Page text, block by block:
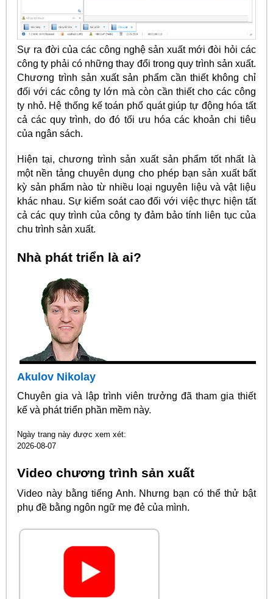
Sự ra đời của các công nghệ sản xuất mới đòi hỏi các
công ty phải có những thay đổi trong quy trình sản xuất.
Chương trình sản xuất sản phẩm cần thiết không chỉ
đối với các công ty lớn mà còn cần thiết cho các công
ty nhỏ. Hệ thống kế toán phổ quát giúp tự động hóa tất
cả các quy trình, do đó tối ưu hóa các khoản chi tiêu
của ngân sách.
Hiện tại, chương trình sản xuất sản phẩm tốt nhất là
một nền tảng chuyên dụng cho phép bạn sản xuất bất
kỳ sản phẩm nào từ nhiều loại nguyên liệu và vật liệu
khác nhau. Sự kiểm soát cao đối với việc thực hiện tất
cả các quy trình của công ty đảm bảo tính liên tục của
chu trình sản xuất.
Nhà phát triển là ai?
Akulov Nikolay
Chuyên gia và lập trình viên trưởng đã tham gia thiết
kế và phát triển phần mềm này.
Ngày trang này được xem xét:
2026-08-07
Video chương trình sản xuất
Video này bằng tiếng Anh. Nhưng bạn có thể thử bật
phụ đề bằng ngôn ngữ mẹ đẻ của mình.